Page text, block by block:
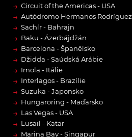
→ Circuit of the Americas - USA
→ Autódromo Hermanos
→ Sachír - Bahrajn
→ Baku - Ázerbájdžán
→ Barcelona - Španělsko
→ Džidda - Saúdská Arábie
→ Imola - Itálie
→ Interlagos - Brazílie
→ Suzuka - Japonsko
→ Hungaroring - Maďarsko
→ Las Vegas - USA
→ Lusail - Katar
→ Marina Bay - Singapur